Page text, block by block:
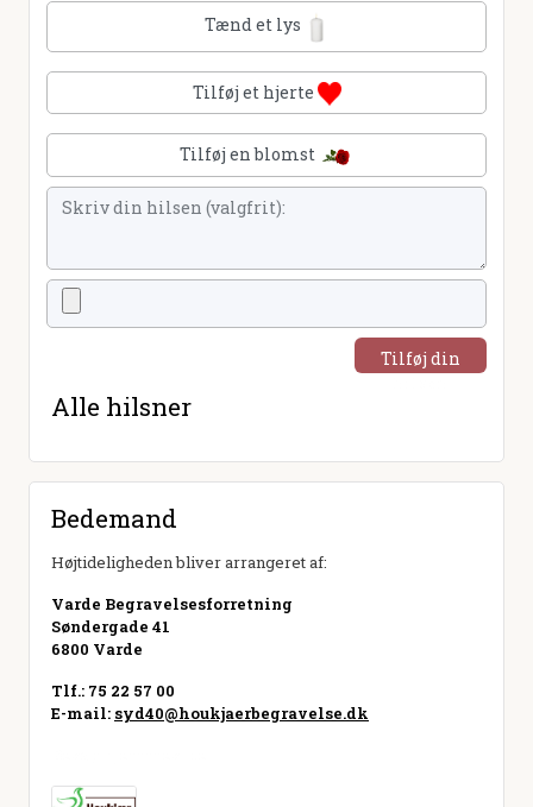
Tænd et lys
Tilføj et hjerte
Tilføj en blomst
Tilføj din
Alle hilsner
Bedemand
Højtideligheden bliver arrangeret af:
Varde Begravelsesforretning
Søndergade 41
6800 Varde
Tlf.: 75 22 57 00
E-mail: syd40@houkjaerbegravelse.dk